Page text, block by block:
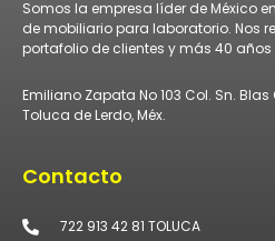
Somos la empresa líder de México
de mobiliario para laboratorio. Nos
portafolio de clientes y más 40 años
Emiliano Zapata No 103 Col. Sn.
Toluca de Lerdo, Méx.
Contacto
722 913 42 81 TOLUCA